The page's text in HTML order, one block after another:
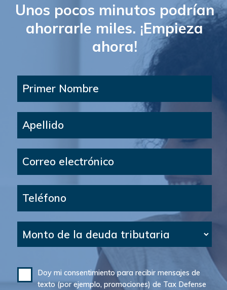
Unos pocos minutos podrían
ahorrarle miles. ¡Empieza
ahora!
Primer Nombre
Apellido
Correo electrónico
Teléfono
Monto de la deuda tributaria
Doy mi consentimiento para recibir mensajes de
texto (por ejemplo, promociones) de Tax Defense